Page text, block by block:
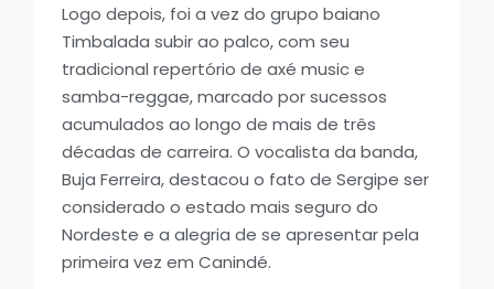
Logo depois, foi a vez do grupo baiano
Timbalada subir ao palco, com seu
tradicional repertório de axé music e
samba-reggae, marcado por sucessos
acumulados ao longo de mais de três
décadas de carreira. O vocalista da banda,
Buja Ferreira, destacou o fato de Sergipe ser
considerado o estado mais seguro do
Nordeste e a alegria de se apresentar pela
primeira vez em Canindé.